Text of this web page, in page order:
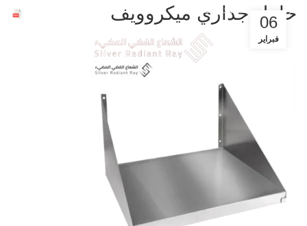
عروض حصرية للشركات خصم 30%
حامل جداري ميكروويف
06
فبراير